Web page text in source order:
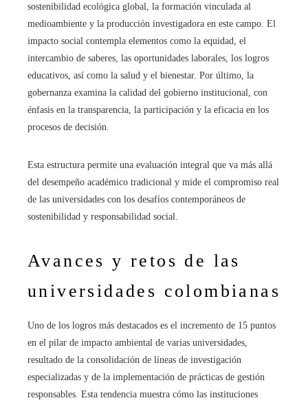
sostenibilidad ecológica global, la formación vinculada al
medioambiente y la producción investigadora en este campo. El
impacto social contempla elementos como la equidad, el
intercambio de saberes, las oportunidades laborales, los logros
educativos, así como la salud y el bienestar. Por último, la
gobernanza examina la calidad del gobierno institucional, con
énfasis en la transparencia, la participación y la eficacia en los
procesos de decisión.
Esta estructura permite una evaluación integral que va más allá
del desempeño académico tradicional y mide el compromiso real
de las universidades con los desafíos contemporáneos de
sostenibilidad y responsabilidad social.
Avances y retos de las
universidades colombianas
Uno de los logros más destacados es el incremento de 15 puntos
en el pilar de impacto ambiental de varias universidades,
resultado de la consolidación de líneas de investigación
especializadas y de la implementación de prácticas de gestión
responsables. Esta tendencia muestra cómo las instituciones